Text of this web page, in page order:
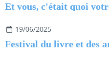
Et vous, c'était quoi
19/06/2025